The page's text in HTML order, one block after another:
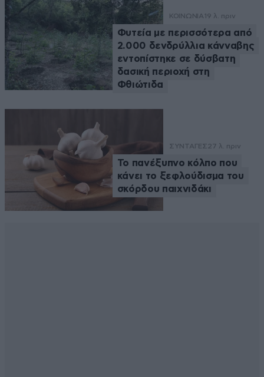
ΚΟΙΝΩΝΙΑ 19 λ. πριν
Φυτεία με περισσότερα από
2.000 δενδρύλλια κάνναβης
εντοπίστηκε σε δύσβατη
δασική περιοχή στη
Φθιώτιδα
ΣΥΝΤΑΓΕΣ27 λ. πριν
Το πανέξυπνο κόλπο που
κάνει το ξεφλούδισμα του
σκόρδου παιχνιδάκι